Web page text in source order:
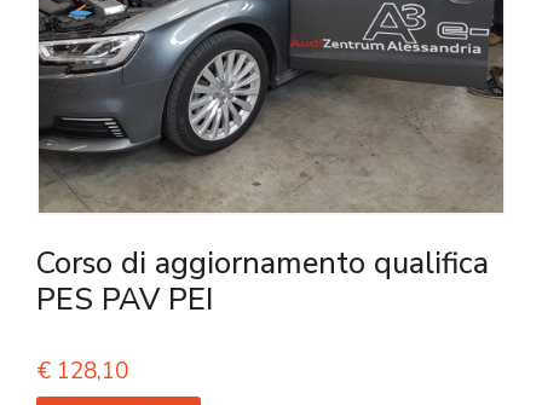
Corso di aggiornamento qualifica
PES PAV PEI
€ 128,10